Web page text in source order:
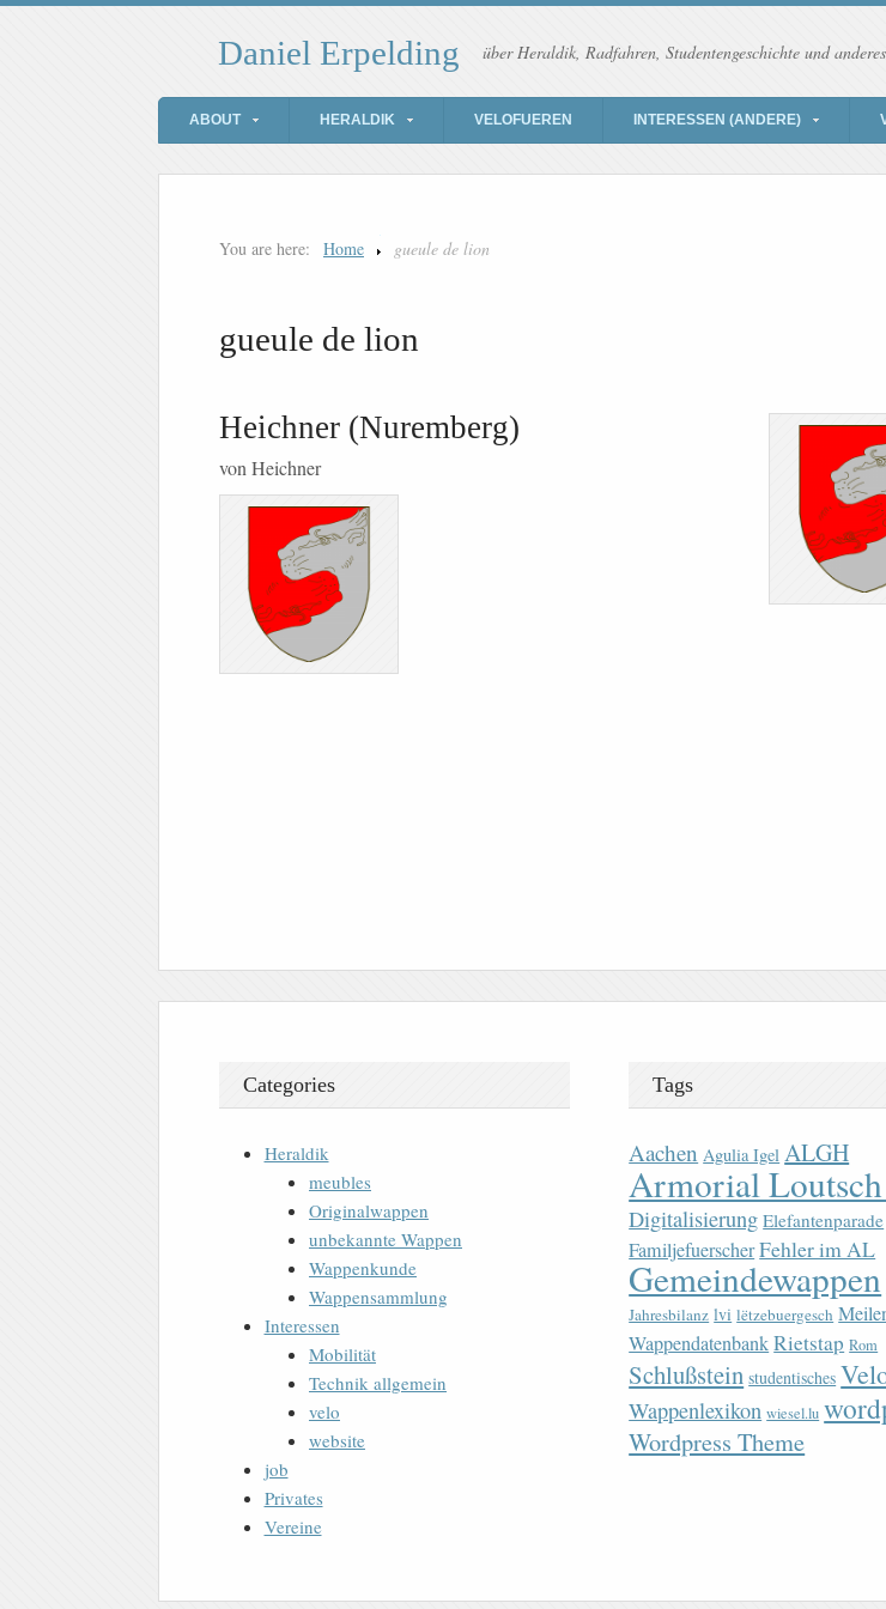
Daniel Erpelding über Heraldik, Radfahren, Studentengeschichte und anderes
ABOUT HERALDIK VELOFUEREN INTERESSEN (ANDERE)
You are here: Home gueule de lion
gueule de lion
Heichner (Nuremberg)
von Heichner
Categories
Heraldik
meubles
Originalwappen
unbekannte Wappen
Wappenkunde
Wappensammlung
Interessen
Mobilität
Technik allgemein
velo
website
job
Privates
Vereine
Tags
Aachen Agulia Igel ALGH
Armorial
Digitalisierung Elefantenparade
FamiljefuerscherFehler im AL
Gemeindewappen
Jahresbilanz lvi lëtzebuergesch
WappendatenbankRietstap Rom
Schlußstein studentisches
Wappenlexikon wiesel.lu
Wordpress Theme